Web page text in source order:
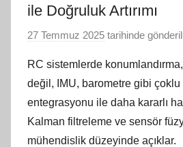
ile Doğruluk Artırımı
27 Temmuz 2025 tarihinde
RC sistemlerde
değil, IMU, barometre gibi
entegrasyonu ile daha kararlı
Kalman filtreleme ve sensör
mühendislik düzeyinde açıklar.